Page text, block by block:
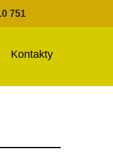
751
Kontakty